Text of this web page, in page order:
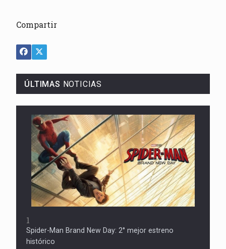
Compartir
ÚLTIMAS NOTICIAS
1
Spider-Man Brand New Day: 2° mejor estreno
histórico